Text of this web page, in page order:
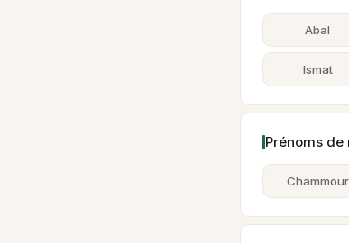
Abal
Ismat
Prénoms
Chammour